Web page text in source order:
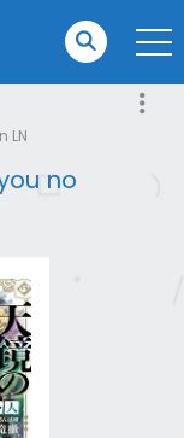
LN
no